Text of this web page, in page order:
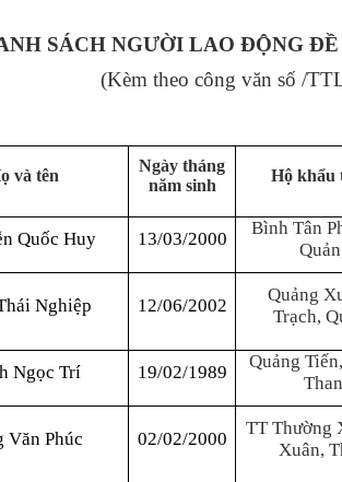
SÁCH NGƯỜI LAO ĐỘNG
(Kèm theo công văn số /
và tên
Ngày tháng
năm sinh
Hộ khẩu
Quốc Huy 13/03/2000
Bình Tân
Nghiệp 12/06/2002
Quảng
Trạch,
Ngọc Trí 19/02/1989
Quảng
Văn Phúc 02/02/2000
TT Thường
Xuân,